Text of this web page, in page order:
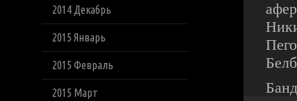
2014 Декабрь
2015 Январь
2015 Февраль
2015 Март